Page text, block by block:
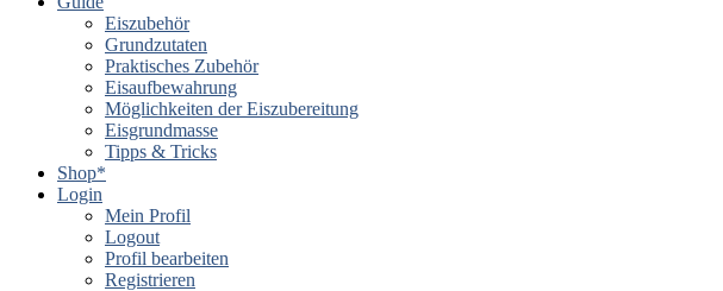
Eiszubehör
Grundzutaten
Praktisches Zubehör
Eisaufbewahrung
Möglichkeiten der Eiszubereitung
Eisgrundmasse
Tipps & Tricks
Shop*
Login
Mein Profil
Logout
Profil bearbeiten
Registrieren